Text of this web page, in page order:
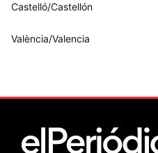
Castelló/Castellón
València/Valencia